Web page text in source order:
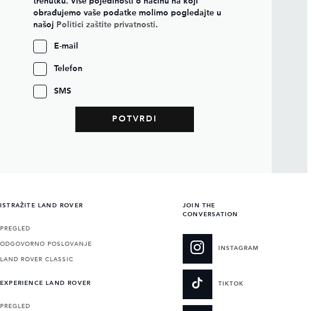
obrađujemo vaše podatke molimo pogledajte u
našoj Politici zaštite privatnosti.
E-mail
Telefon
SMS
ISTRAŽITE LAND ROVER
PREGLED
ODGOVORNO POSLOVANJE
LAND ROVER CLASSIC
EXPERIENCE LAND ROVER
PREGLED
JOIN THE
CONVERSATION
INSTAGRAM
TIKTOK